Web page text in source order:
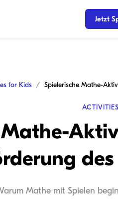
Jetzt
for Kids
Mathe-
Mathe mit Spielen